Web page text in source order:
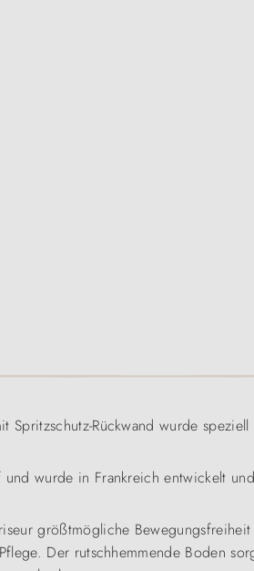
Spritzschutz-Rückwand wurde
und wurde in Frankreich entwickelt
größtmögliche
Der rutschhemmende Boden